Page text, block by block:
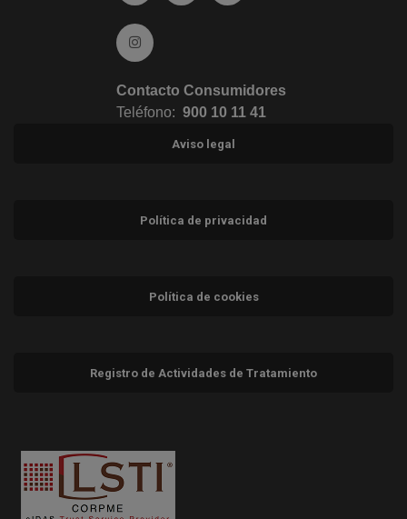
Ir a Instagram (abre en ventana nueva)
Contacto Consumidores
Teléfono: 900 10 11 41
Aviso legal
Política de privacidad
Política de cookies
Registro de Actividades de Tratamiento